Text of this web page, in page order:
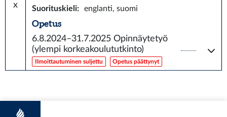
x
Suorituskieli: englanti, suomi
Opetus
6.8.2024–31.7.2025 Opinnäytetyö
(ylempi korkeakoulututkinto)
Ilmoittautuminen suljettu Opetus päättynyt